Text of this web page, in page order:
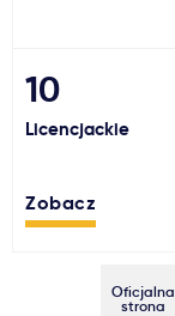
Usługi
10
Licencjackie
Zobacz
Oficjalna
strona